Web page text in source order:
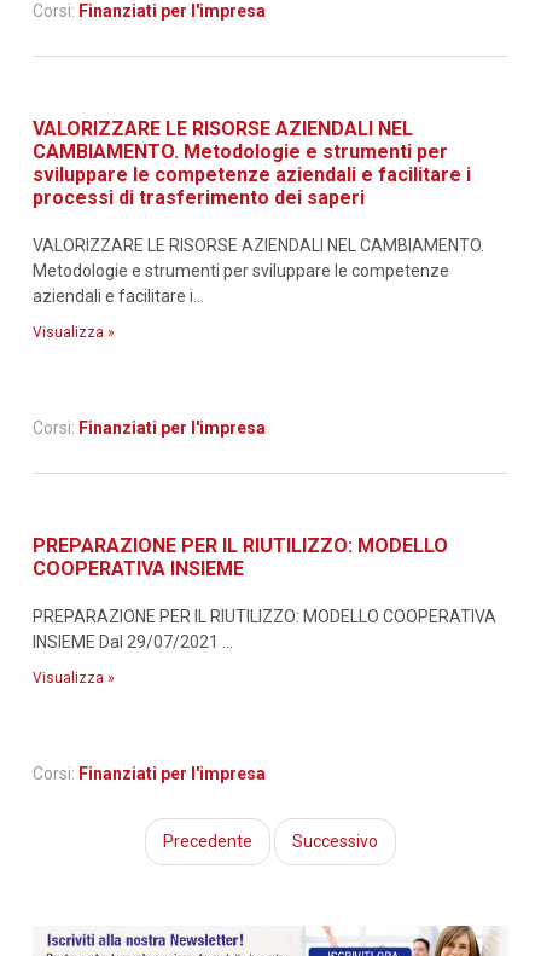
Corsi: Finanziati per l'impresa
VALORIZZARE LE RISORSE AZIENDALI NEL
CAMBIAMENTO. Metodologie e strumenti per
sviluppare le competenze aziendali e facilitare i
processi di trasferimento dei saperi
VALORIZZARE LE RISORSE AZIENDALI NEL CAMBIAMENTO.
Metodologie e strumenti per sviluppare le competenze
aziendali e facilitare i...
Visualizza »
Corsi: Finanziati per l'impresa
PREPARAZIONE PER IL RIUTILIZZO: MODELLO
COOPERATIVA INSIEME
PREPARAZIONE PER IL RIUTILIZZO: MODELLO COOPERATIVA
INSIEME Dal 29/07/2021 ...
Visualizza »
Corsi: Finanziati per l'impresa
Precedente Successivo